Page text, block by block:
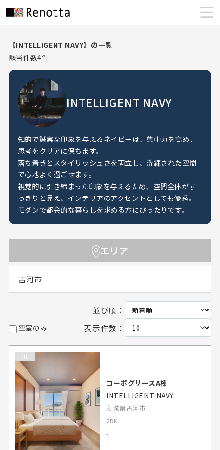
【INTELLIGENT NAVY】の一覧
該当件数4件
INTELLIGENT NAVY
知的で誠実な印象を与えるネイビーは、集中力を高め、
思考をクリアに保ちます。
落ち着きとスタイリッシュさを両立し、洗練された空間
で心地よく過ごせます。
視覚的に引き締まった印象を与えるため、空間全体がす
っきりと見え、インテリアのアクセントとしても優秀。
モダンで都会的な暮らしを求める方にぴったりです。
エリア
古河市
並び順：
空室のみ 表示件数：
FULL
コーポグリースA棟
INTELLIGENT NAVY
茨城県古河市
2DK
-